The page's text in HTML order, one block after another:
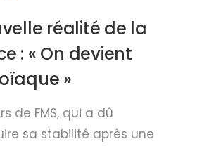
réalité de la
: « On devient
»
de FMS, qui a dû
sa stabilité après une